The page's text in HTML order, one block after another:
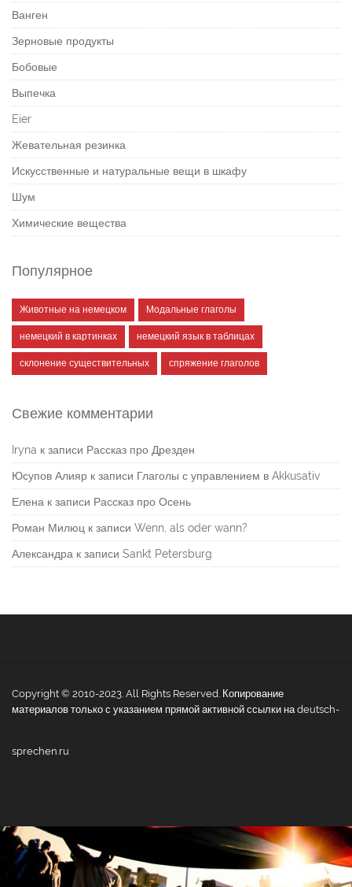
Ванген
Зерновые продукты
Бобовые
Выпечка
Eier
Жевательная резинка
Искусственные и натуральные вещи в шкафу
Шум
Химические вещества
Популярное
Животные на немецком Модальные глаголы
немецкий в картинках немецкий язык в таблицах
склонение существительных спряжение глаголов
Свежие комментарии
Iryna к записи Рассказ про Дрезден
Юсупов Алияр к записи Глаголы с управлением в Akkusativ
Елена к записи Рассказ про Осень
Роман Милюц к записи Wenn, als oder wann?
Александра к записи Sankt Petersburg
Copyright © 2010-2023. All Rights Reserved. Копирование
материалов только с указанием прямой активной ссылки на deutsch-
sprechen.ru